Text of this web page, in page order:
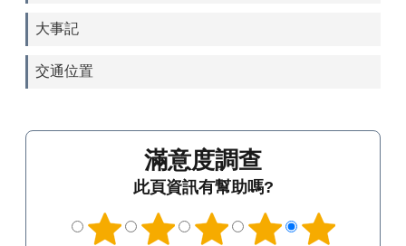
大事記
交通位置
滿意度調查
此頁資訊有幫助嗎?